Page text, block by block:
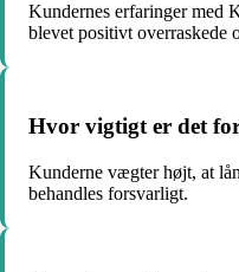
Kundernes erfaringer med
blevet positivt overraskede
Hvor vigtigt er det
Kunderne vægter højt, at
behandles forsvarligt.